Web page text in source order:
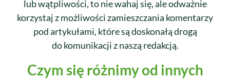
lub wątpliwości, to nie wahaj się, ale odważnie
korzystaj z możliwości zamieszczania komentarzy
pod artykułami, które są doskonałą drogą
do komunikacji z naszą redakcją.
Czym się różnimy od innych